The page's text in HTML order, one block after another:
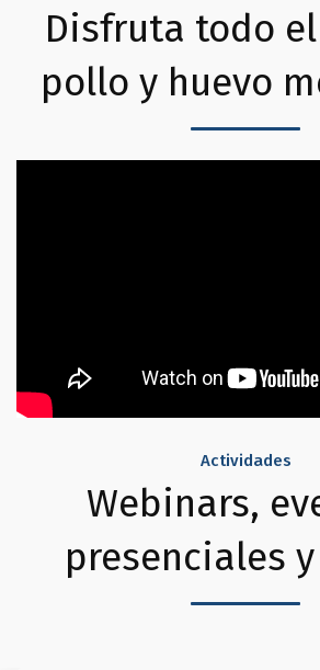
Disfruta todo
pollo y huevo
Actividades
Webinars,
presenciales